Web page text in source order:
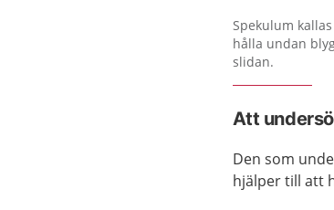
Spekulum
hålla undan
slidan.
Att
Den som
hjälper till att